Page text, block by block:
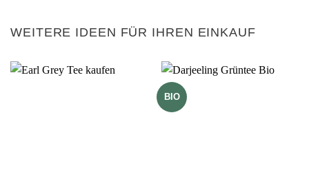
WEITERE IDEEN FÜR IHREN EINKAUF
BIO